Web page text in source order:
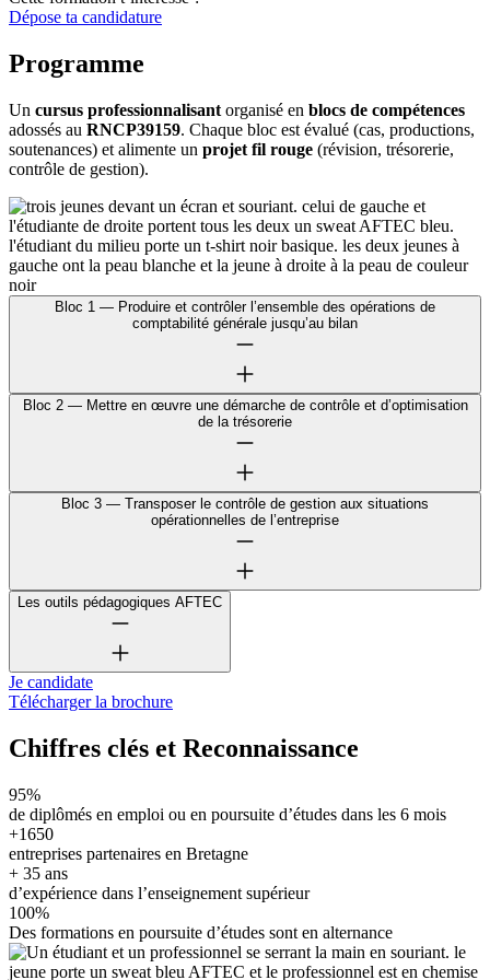
Dépose ta candidature
Programme
Un cursus professionnalisant organisé en blocs de compétences
adossés au RNCP39159. Chaque bloc est évalué (cas, productions,
soutenances) et alimente un projet fil rouge (révision, trésorerie,
contrôle de gestion).
Bloc 1 — Produire et contrôler l’ensemble des opérations de
comptabilité générale jusqu’au bilan
Bloc 2 — Mettre en œuvre une démarche de contrôle et d’optimisation
de la trésorerie
Bloc 3 — Transposer le contrôle de gestion aux situations
opérationnelles de l’entreprise
Les outils pédagogiques AFTEC
Je candidate
Télécharger la brochure
Chiffres clés et Reconnaissance
95%
de diplômés en emploi ou en poursuite d’études dans les 6 mois
+1650
entreprises partenaires en Bretagne
+ 35 ans
d’expérience dans l’enseignement supérieur
100%
Des formations en poursuite d’études sont en alternance